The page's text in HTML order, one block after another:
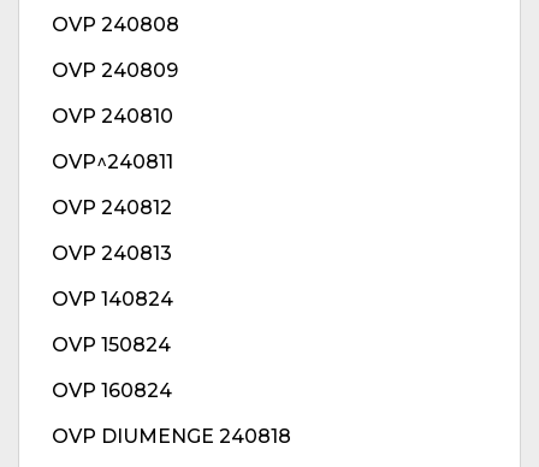
OVP 240808
OVP 240809
OVP 240810
OVP^240811
OVP 240812
OVP 240813
OVP 140824
OVP 150824
OVP 160824
OVP DIUMENGE 240818